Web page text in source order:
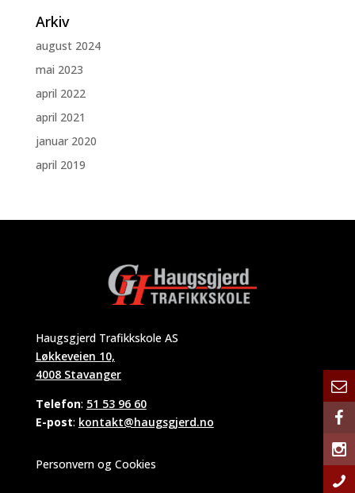
Arkiv
august 2024
mai 2023
april 2022
april 2021
januar 2020
april 2019
Haugsgjerd Trafikkskole AS
Løkkeveien 10,
4008 Stavanger
Telefon: 51 53 96 60
E-post: kontakt@haugsgjerd.no
Personvern og Cookies